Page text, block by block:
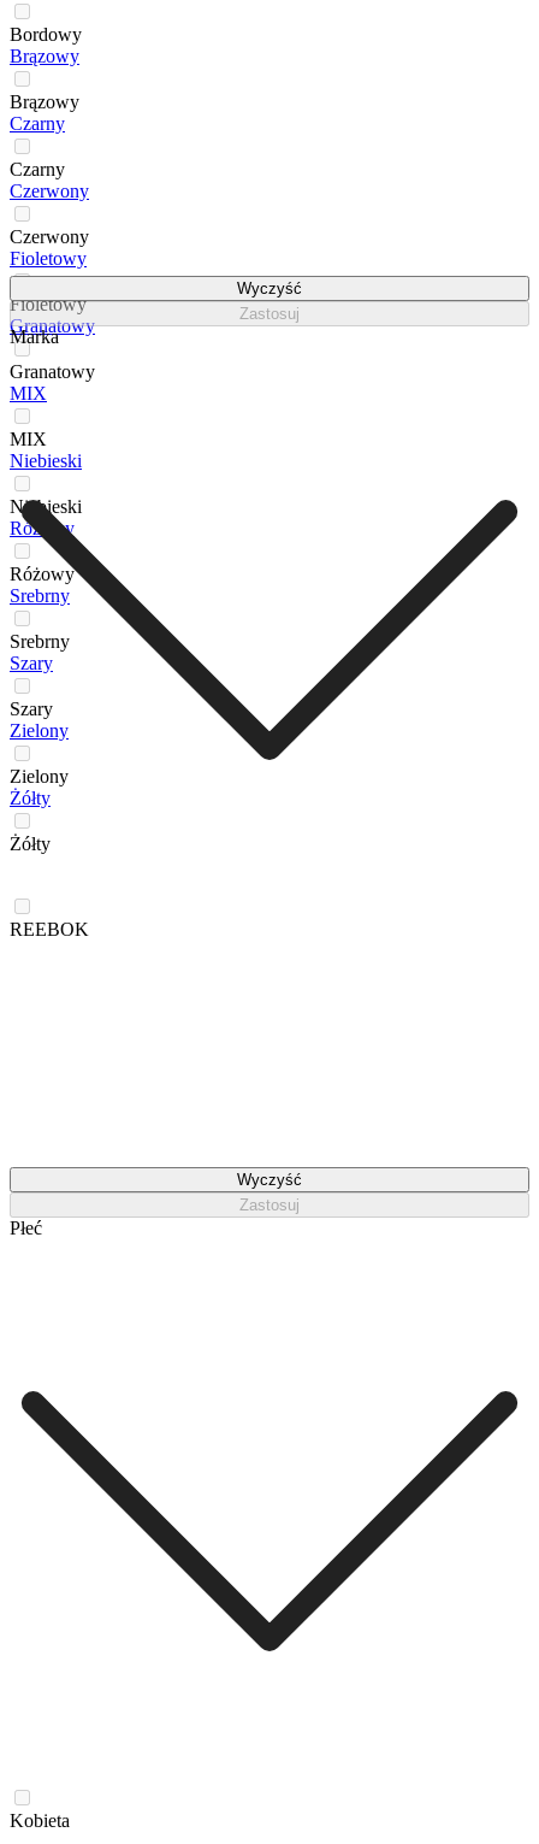
Bordowy
Brązowy
Brązowy
Czarny
Czarny
Czerwony
Czerwony
Fioletowy
Fioletowy
Granatowy
Granatowy
MIX
MIX
Niebieski
Niebieski
Różowy
Różowy
Srebrny
Srebrny
Szary
Szary
Zielony
Zielony
Żółty
Żółty
Wyczyść
Zastosuj
Marka
REEBOK
Wyczyść
Zastosuj
Płeć
Kobieta